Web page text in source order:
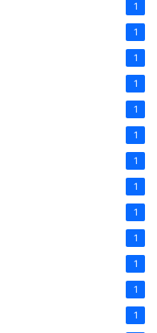
1
1
1
1
1
1
1
1
1
1
1
1
1